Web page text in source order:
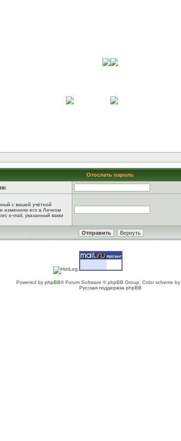
Отослать пароль
с вашей учётной
изменили его в Личном
e-mail, указанный вами
Powered by phpBB® Forum Software © phpBB Group. Color scheme by
Русская поддержка phpBB